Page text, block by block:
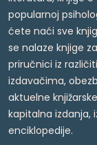
popularnoj
ćete naći sve
se nalaze knjige
priručnici iz
izdavačima,
aktuelne
kapitalna izdanja,
enciklopedije.